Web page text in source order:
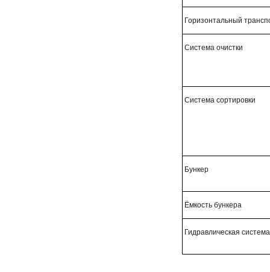
Горизонтальный
Система очистки
Система сортировки
Бункер
Ёмкость бункера
Гидравлическая система